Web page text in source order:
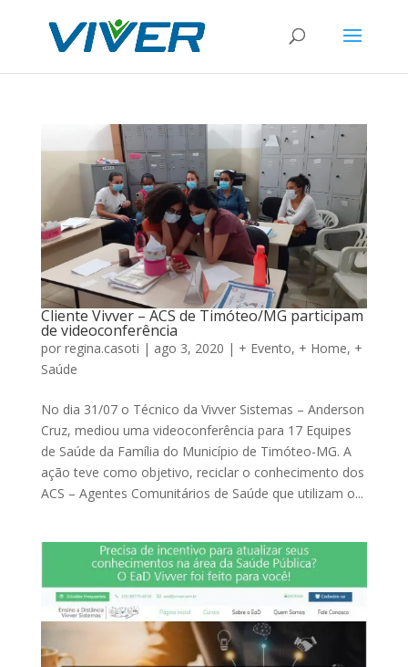
Cliente Vivver – ACS de Timóteo/MG participam
de videoconferência
por regina.casoti | ago 3, 2020 | + Evento, + Home, +
Saúde
No dia 31/07 o Técnico da Vivver Sistemas – Anderson
Cruz, mediou uma videoconferência para 17 Equipes
de Saúde da Família do Município de Timóteo-MG. A
ação teve como objetivo, reciclar o conhecimento dos
ACS – Agentes Comunitários de Saúde que utilizam o...